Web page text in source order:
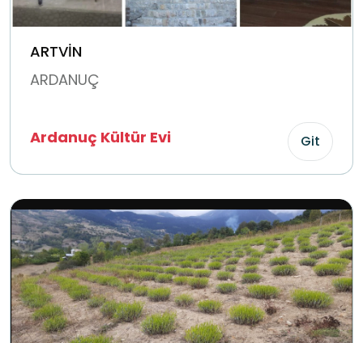
ARTVİN
ARDANUÇ
Ardanuç Kültür Evi Git